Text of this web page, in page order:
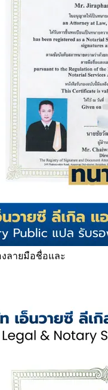
ลายมือชื่อและ